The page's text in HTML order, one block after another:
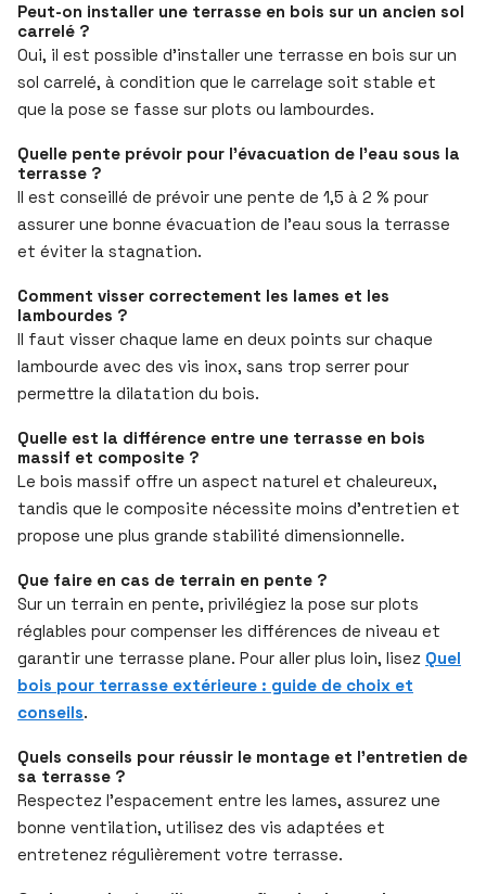
Peut-on installer une terrasse en bois sur un ancien sol
carrelé ?
Oui, il est possible d’installer une terrasse en bois sur un
sol carrelé, à condition que le carrelage soit stable et
que la pose se fasse sur plots ou lambourdes.
Quelle pente prévoir pour l’évacuation de l’eau sous la
terrasse ?
Il est conseillé de prévoir une pente de 1,5 à 2 % pour
assurer une bonne évacuation de l’eau sous la terrasse
et éviter la stagnation.
Comment visser correctement les lames et les
lambourdes ?
Il faut visser chaque lame en deux points sur chaque
lambourde avec des vis inox, sans trop serrer pour
permettre la dilatation du bois.
Quelle est la différence entre une terrasse en bois
massif et composite ?
Le bois massif offre un aspect naturel et chaleureux,
tandis que le composite nécessite moins d’entretien et
propose une plus grande stabilité dimensionnelle.
Que faire en cas de terrain en pente ?
Sur un terrain en pente, privilégiez la pose sur plots
réglables pour compenser les différences de niveau et
garantir une terrasse plane. Pour aller plus loin, lisez Quel
bois pour terrasse extérieure : guide de choix et
conseils.
Quels conseils pour réussir le montage et l’entretien de
sa terrasse ?
Respectez l’espacement entre les lames, assurez une
bonne ventilation, utilisez des vis adaptées et
entretenez régulièrement votre terrasse.